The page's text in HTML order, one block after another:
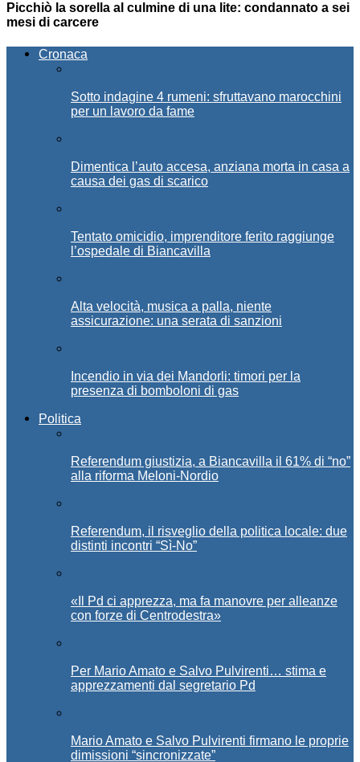
Picchiò la sorella al culmine di una lite: condannato a sei
mesi di carcere
Cronaca
Sotto indagine 4 rumeni: sfruttavano marocchini
per un lavoro da fame
Dimentica l’auto accesa, anziana morta in casa a
causa dei gas di scarico
Tentato omicidio, imprenditore ferito raggiunge
l’ospedale di Biancavilla
Alta velocità, musica a palla, niente
assicurazione: una serata di sanzioni
Incendio in via dei Mandorli: timori per la
presenza di bomboloni di gas
Politica
Referendum giustizia, a Biancavilla il 61% di “no”
alla riforma Meloni-Nordio
Referendum, il risveglio della politica locale: due
distinti incontri “Sì-No”
«Il Pd ci apprezza, ma fa manovre per alleanze
con forze di Centrodestra»
Per Mario Amato e Salvo Pulvirenti… stima e
apprezzamenti dal segretario Pd
Mario Amato e Salvo Pulvirenti firmano le proprie
dimissioni “sincronizzate”